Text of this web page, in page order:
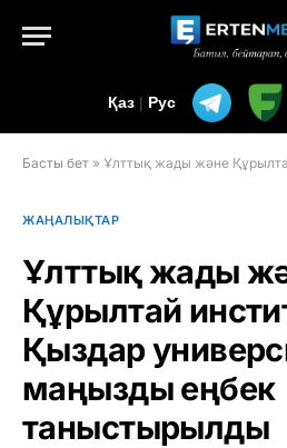
Қаз | Рус
Басты бет » Ұлттық жады және Құрылтай институты: Қыздар
ЖАҢАЛЫҚТАР
Ұлттық жады
Құрылтай
Қыздар
маңызды еңбек
таныстырылды